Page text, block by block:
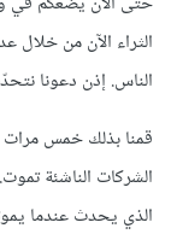
الثراء الآن من خلال
الناس. إذن دعونا
قمنا بذلك خمس مرات
الذي يحدث عندما